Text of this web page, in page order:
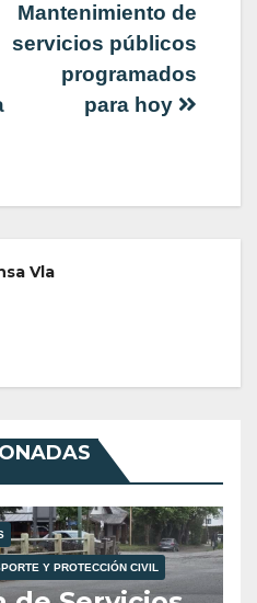
Mantenimiento de
servicios públicos
programados
para hoy
Vla
Y PROTECCIÓN CIVIL